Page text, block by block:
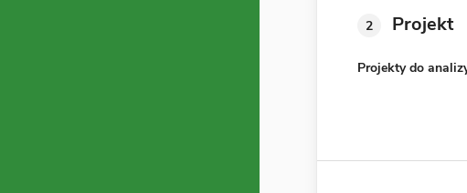
2 Projekt
Projekty do